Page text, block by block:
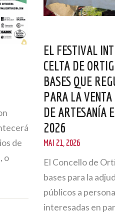
de
o
EL FESTIVAL
CELTA DE
BASES QUE
PARA LA
DE ARTESANÍA
2026
MAI 21, 2026
El Concello de
bases para la
públicos a
interesadas en